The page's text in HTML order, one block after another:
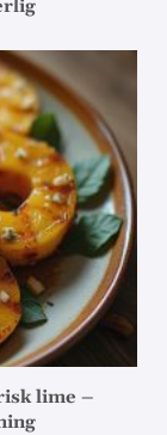
lime –